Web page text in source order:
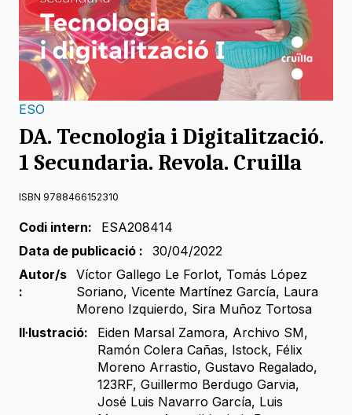
ESO
DA. Tecnologia i Digitalització.
1 Secundaria. Revola. Cruilla
ISBN 9788466152310
Codi intern:
ESA208414
Data de publicació :
30/04/2022
Autor/s
:
Víctor Gallego Le Forlot, Tomás López
Soriano, Vicente Martínez García, Laura
Moreno Izquierdo, Sira Muñoz Tortosa
Il·lustració:
Eiden Marsal Zamora, Archivo SM,
Ramón Colera Cañas, Istock, Félix
Moreno Arrastio, Gustavo Regalado,
123RF, Guillermo Berdugo Garvia,
José Luis Navarro García, Luis